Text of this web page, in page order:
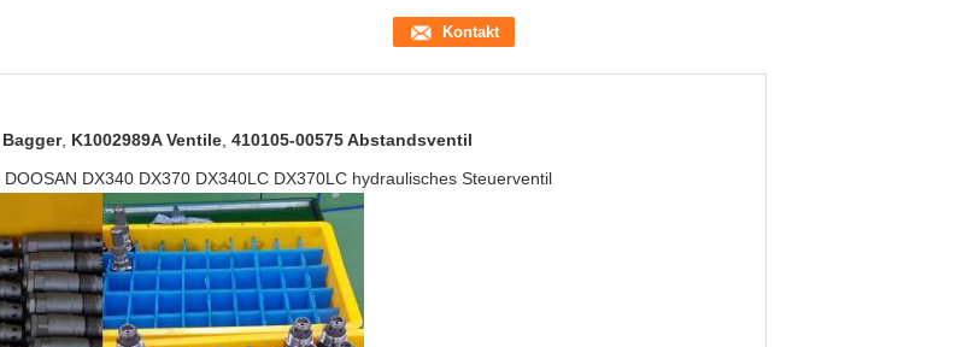
Kontakt
, K1002989A Ventile 410105-00575 Abstandsventil
DX340 DX370 DX340LC DX370LC hydraulisches Steuerventil